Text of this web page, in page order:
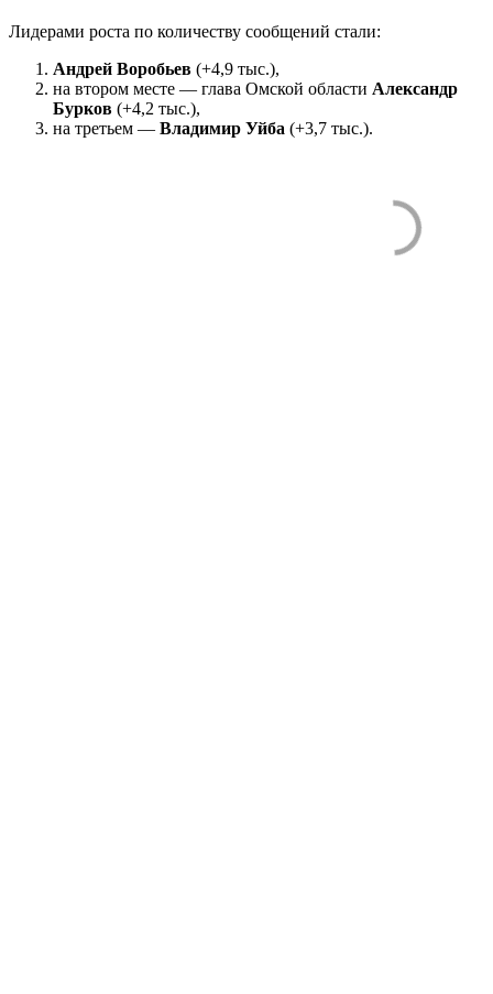
Лидерами роста по количеству сообщений стали:
Андрей Воробьев (+4,9 тыс.),
на втором месте — глава Омской области Александр
Бурков (+4,2 тыс.),
на третьем — Владимир Уйба (+3,7 тыс.).